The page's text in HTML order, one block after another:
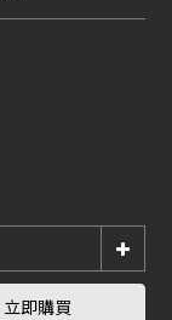
立即購買